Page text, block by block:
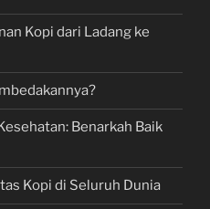
Kopi dari Ladang ke
Benarkah Baik
Kopi di Seluruh Dunia